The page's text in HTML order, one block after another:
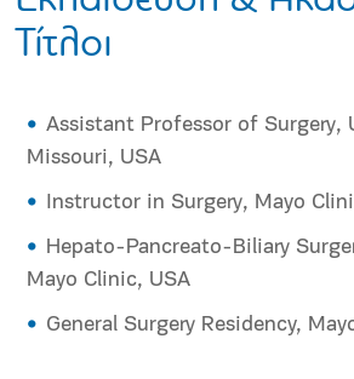
Τίτλοι
Assistant Professor of Surgery,
Missouri, USA
Instructor in Surgery, Mayo
Hepato-Pancreato-Biliary
Mayo Clinic, USA
General Surgery Residency,